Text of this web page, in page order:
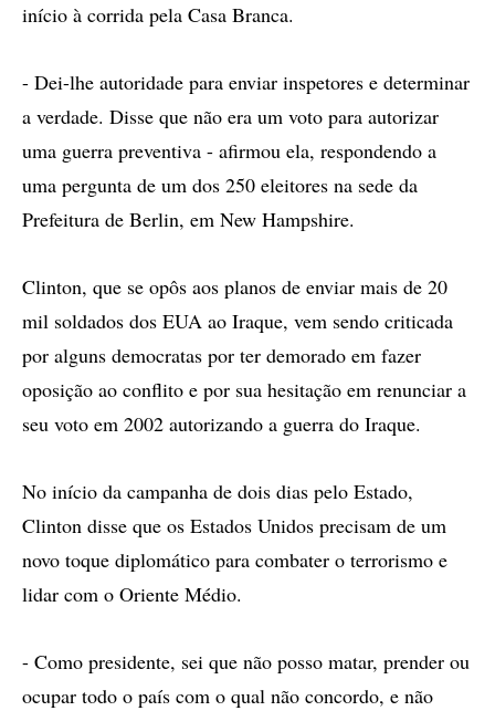
início à corrida pela Casa Branca.
- Dei-lhe autoridade para enviar inspetores e determinar
a verdade. Disse que não era um voto para autorizar
uma guerra preventiva - afirmou ela, respondendo a
uma pergunta de um dos 250 eleitores na sede da
Prefeitura de Berlin, em New Hampshire.
Clinton, que se opôs aos planos de enviar mais de 20
mil soldados dos EUA ao Iraque, vem sendo criticada
por alguns democratas por ter demorado em fazer
oposição ao conflito e por sua hesitação em renunciar a
seu voto em 2002 autorizando a guerra do Iraque.
No início da campanha de dois dias pelo Estado,
Clinton disse que os Estados Unidos precisam de um
novo toque diplomático para combater o terrorismo e
lidar com o Oriente Médio.
- Como presidente, sei que não posso matar, prender ou
ocupar todo o país com o qual não concordo, e não